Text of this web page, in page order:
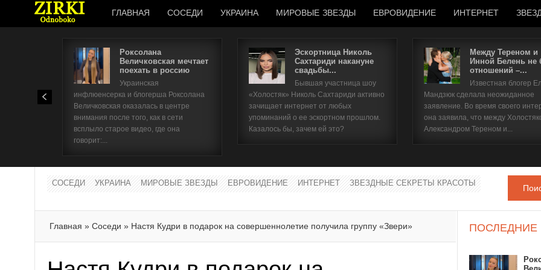
ГЛАВНАЯ СОСЕДИ УКРАИНА МИРОВЫЕ ЗВЕЗДЫ ЕВРОВИДЕНИЕ ИНТЕРНЕТ
Роксолана
Величковская мечтает
поехать в россию
Украинская
инфлюенсерка и блогерша Роксолана
Величковская оказалась в центре
внимания после того, как в сети
всплыло старое видео, где она
говорит:...
Эскортница Николь
Сахтариди накануне
свадьбы...
Бывшая участница шоу
«Холостяк» Николь Сахтариди активно
зачищает интернет от любых
упоминаний о ее эскортном прошлом.
Казалось бы, зачем ей это?
Между Тереном и
Инной Белень не
отношений –...
Известная блогер
Мандзюк сделала неожиданное
заявление. Во время своего
она заявила, что между
Александром Тереном и...
СОСЕДИ УКРАИНА МИРОВЫЕ ЗВЕЗДЫ ЕВРОВИДЕНИЕ ИНТЕРНЕТ ЗВЕЗДНЫЕ СЕКРЕТЫ КРАСОТЫ
Главная » Соседи » Настя Кудри в подарок на совершеннолетие получила группу «Звери» ПОСЛЕДНИЕ
Имя пользователя
Забыли имя пользователя?